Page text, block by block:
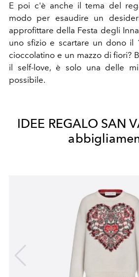
E poi c'è anche il tema del
modo per esaudire un
approfittare della Festa degli
uno sfizio e scartare un dono il
cioccolatino e un mazzo di fiori?
il self-love, è solo una delle
possibile.
IDEE REGALO SAN